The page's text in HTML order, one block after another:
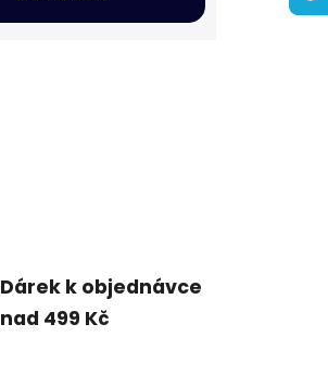
Dárek k objednávce
nad 499 Kč